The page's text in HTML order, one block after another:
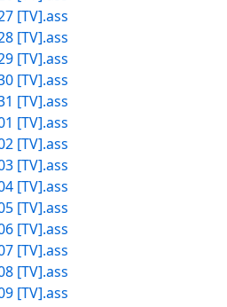
[TV].ass
[TV].ass
[TV].ass
[TV].ass
[TV].ass
[TV].ass
[TV].ass
[TV].ass
[TV].ass
[TV].ass
[TV].ass
[TV].ass
[TV].ass
[TV].ass